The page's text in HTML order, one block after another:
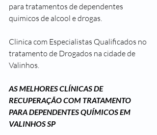
para tratamentos de dependentes
quimicos de alcool e drogas.
Clinica com Especialistas Qualificados no
tratamento de Drogados na cidade de
Valinhos.
AS MELHORES CLÍNICAS DE
RECUPERAÇÃO COM TRATAMENTO
PARA DEPENDENTES QUÍMICOS EM
VALINHOS SP